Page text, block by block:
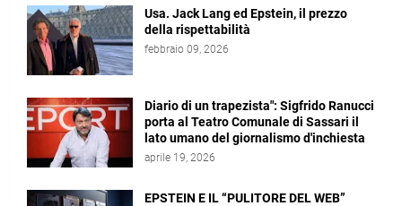
Usa. Jack Lang ed Epstein, il prezzo
della rispettabilità
febbraio 09, 2026
Diario di un trapezista": Sigfrido Ranucci
porta al Teatro Comunale di Sassari il
lato umano del giornalismo d'inchiesta
aprile 19, 2026
EPSTEIN E IL “PULITORE DEL WEB”